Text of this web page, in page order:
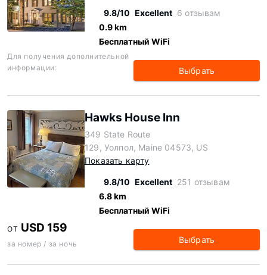
9.8/10 Excellent 6 отзывам
0.9 km
Бесплатный WiFi
Для получения дополнительной
информации:
Выбрать
Hawks House Inn
349 State Route
129, Уолпол, Maine 04573, US
Показать карту
9.8/10 Excellent 251 отзывам
6.8 km
Бесплатный WiFi
ОТ USD 159
за номер / за ночь Выбрать